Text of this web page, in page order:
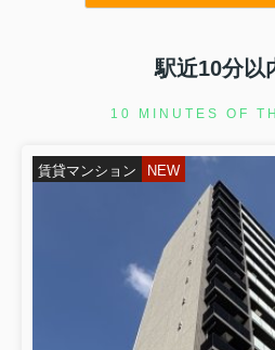
駅近10分以
10 MINUTES OF
賃貸マンション NEW